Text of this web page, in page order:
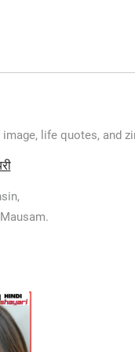
life quotes, and